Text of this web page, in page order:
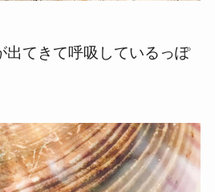
出てきて呼吸しているっぽ